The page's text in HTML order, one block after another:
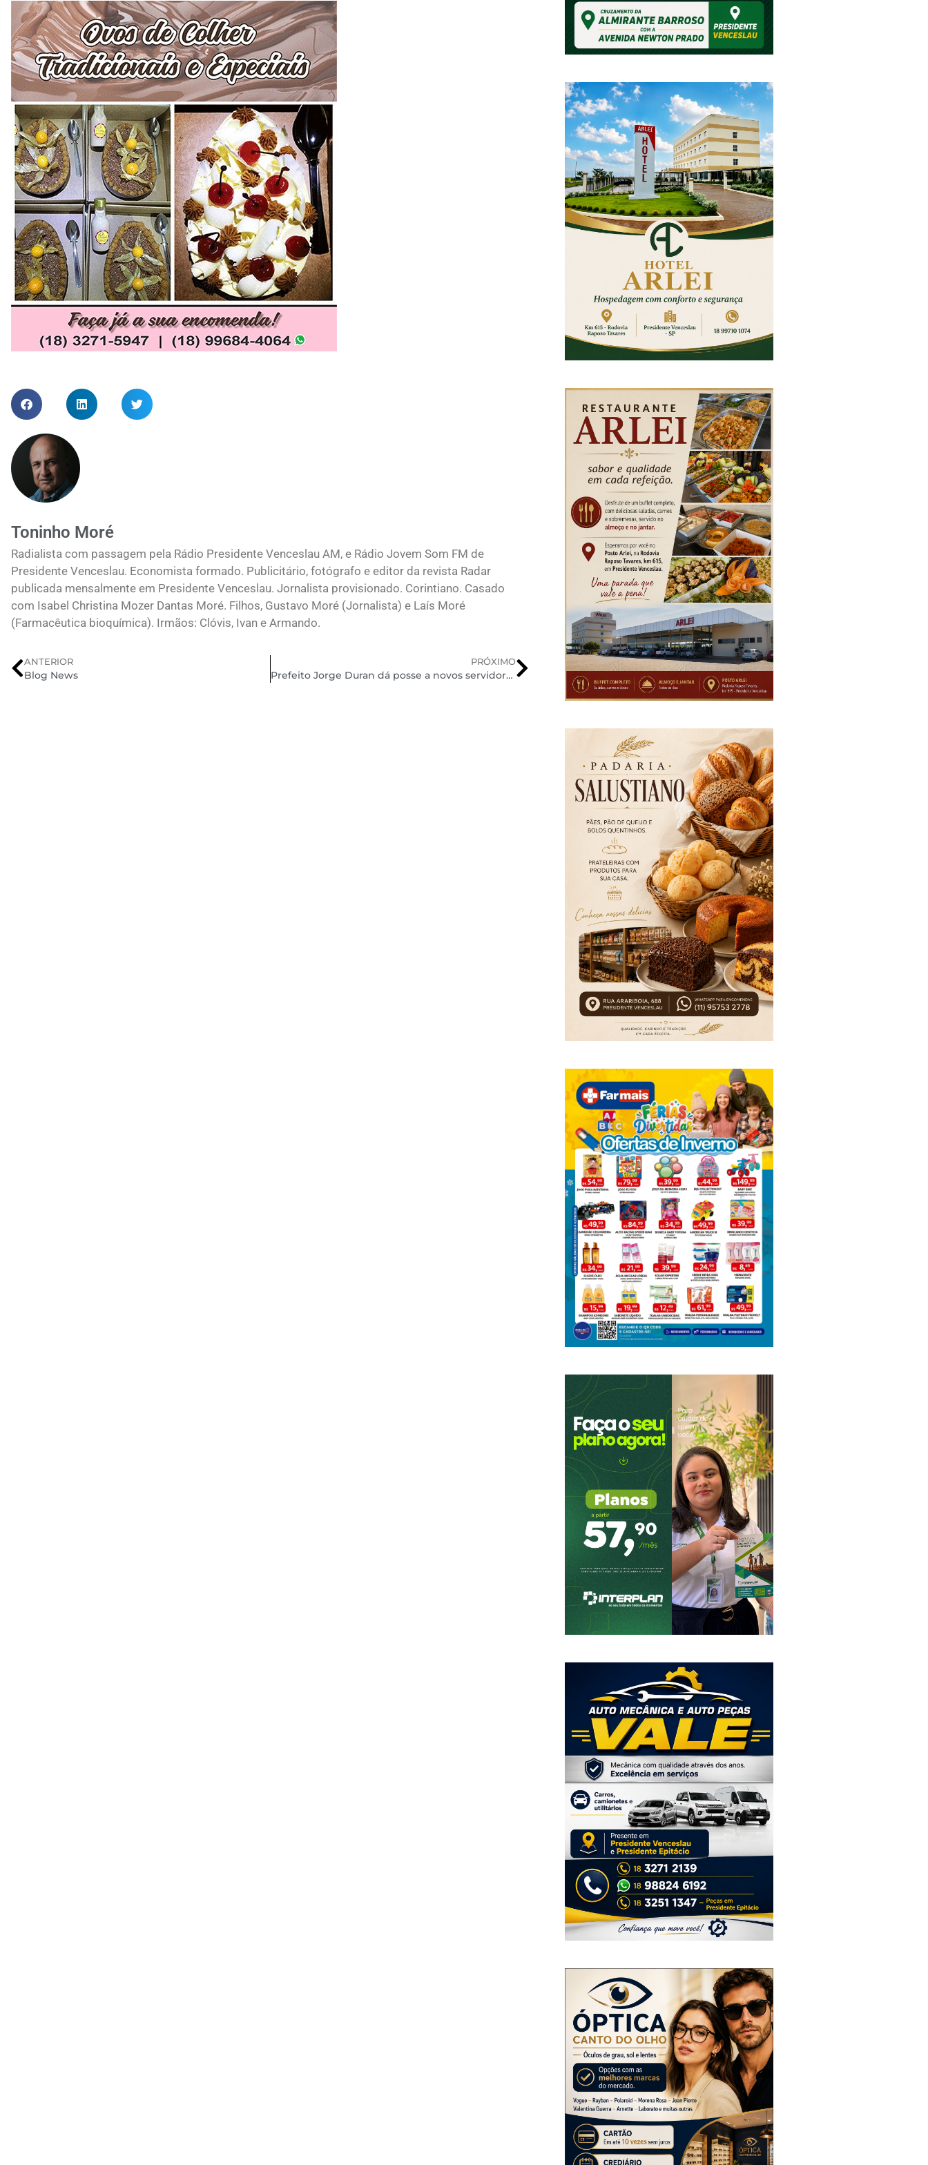
Toninho Moré
Radialista com passagem pela Rádio Presidente Venceslau AM, e Rádio Jovem Som FM de
Presidente Venceslau. Economista formado. Publicitário, fotógrafo e editor da revista Radar
publicada mensalmente em Presidente Venceslau. Jornalista provisionado. Corintiano. Casado
com Isabel Christina Mozer Dantas Moré. Filhos, Gustavo Moré (Jornalista) e Laís Moré
(Farmacêutica bioquímica). Irmãos: Clóvis, Ivan e Armando.
ANTERIOR
Blog News
PRÓXIMO
Prefeito Jorge Duran dá posse a novos servidores